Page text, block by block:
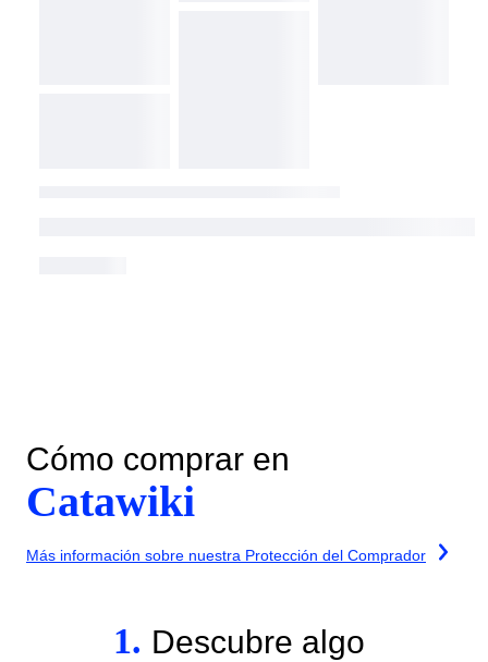
Cómo comprar en
Catawiki
Más información sobre nuestra Protección del Comprador
1. Descubre algo